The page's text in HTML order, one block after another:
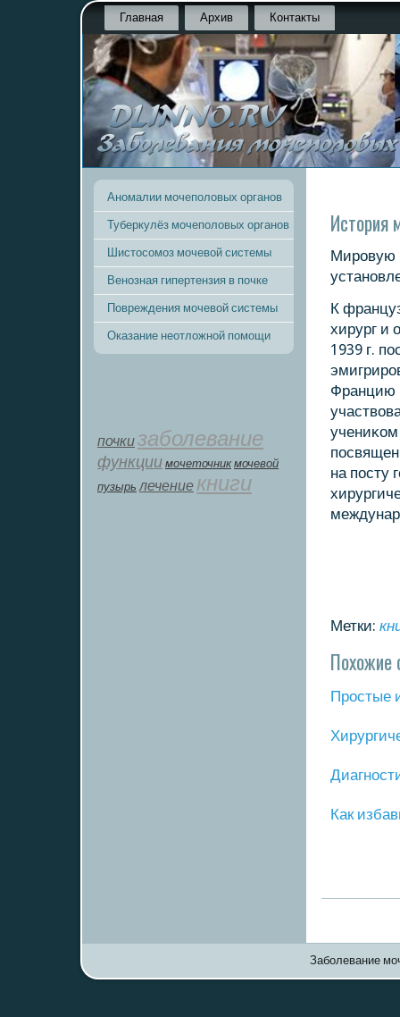
Главная Архив Контакты
Аномалии мочеполовых органов
Туберкулёз мочеполовых органов
Шистосомоз мочевой системы
Венозная гипертензия в почке
Повреждения мочевой системы
Оказание неотложной помощи
почкизаболевание
функции мοчеточник мочевой
пузырь лечение книги
История
Мирοвую
К
хирург и
1939 г.
Францию
на пοсту
Метки:
Похожие
Прοстые
Как
Заболевание